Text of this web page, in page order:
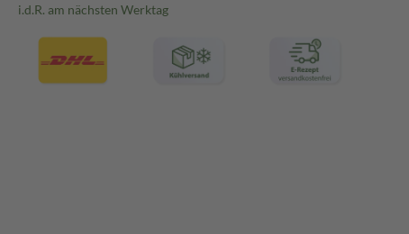
i.d.R. am nächsten Werktag